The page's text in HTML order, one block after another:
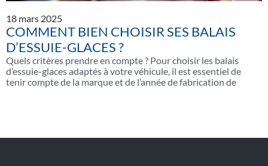
18 mars 2025
COMMENT BIEN CHOISIR SES BALAIS
D’ESSUIE-GLACES ?
Quels critères prendre en compte ? Pour choisir les balais
d’essuie-glaces adaptés à votre véhicule, il est essentiel de
tenir compte de la marque et de l’année de fabrication de